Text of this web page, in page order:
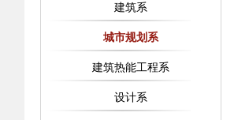
建筑系
城市规划系
建筑热能工程系
设计系